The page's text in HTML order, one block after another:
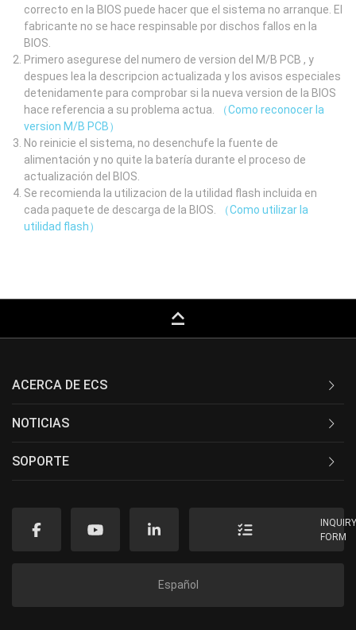
correcto en la BIOS puede hacer que el sistema no arranque. El
fabricante no se hace respinsable por dischos fallos en la
BIOS.
Primero asegurese del numero de version del M/B PCB , y
despues lea la descripcion actualizada y los avisos especiales
detenidamente para comprobar si la nueva version de la BIOS
hace referencia a su problema actua.
（Como reconocer la
version M/B PCB）
No reinicie el sistema, no desenchufe la fuente de
alimentación y no quite la batería durante el proceso de
actualización del BIOS.
Se recomienda la utilizacion de la utilidad flash incluida en
cada paquete de descarga de la BIOS.
（Como utilizar la
utilidad flash）
keyboard_capslock
ACERCA DE ECS
NOTICIAS
SOPORTE
FORM
Español